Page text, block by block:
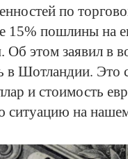
по
15% пошлины на
этом заявил в
в Шотландии. Это
и стоимость
ситуацию на